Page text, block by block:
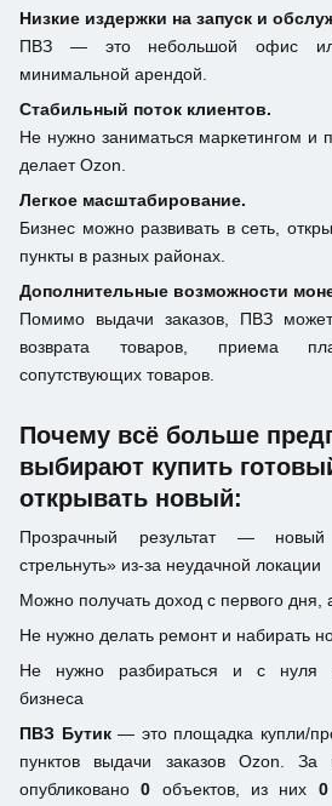
Низкие издержки на запуск и
ПВЗ — это небольшой офис
минимальной арендой.
Стабильный поток клиентов.
Не нужно заниматься маркетингом и
делает Ozon.
Легкое масштабирование.
Бизнес можно развивать в сеть,
пункты в разных районах.
Дополнительные возможности
Помимо выдачи заказов, ПВЗ может
возврата товаров, приема
сопутствующих товаров.
Почему всё больше
выбирают купить
открывать новый:
Прозрачный результат —
стрельнуть» из-за неудачной локации
Можно получать доход с первого дня,
Не нужно делать ремонт и набирать
Не нужно разбираться и с нуля
бизнеса
ПВЗ Бутик— это площадка купли/
пунктов выдачи заказов Ozon.
опубликовано0 объектов, из них 0